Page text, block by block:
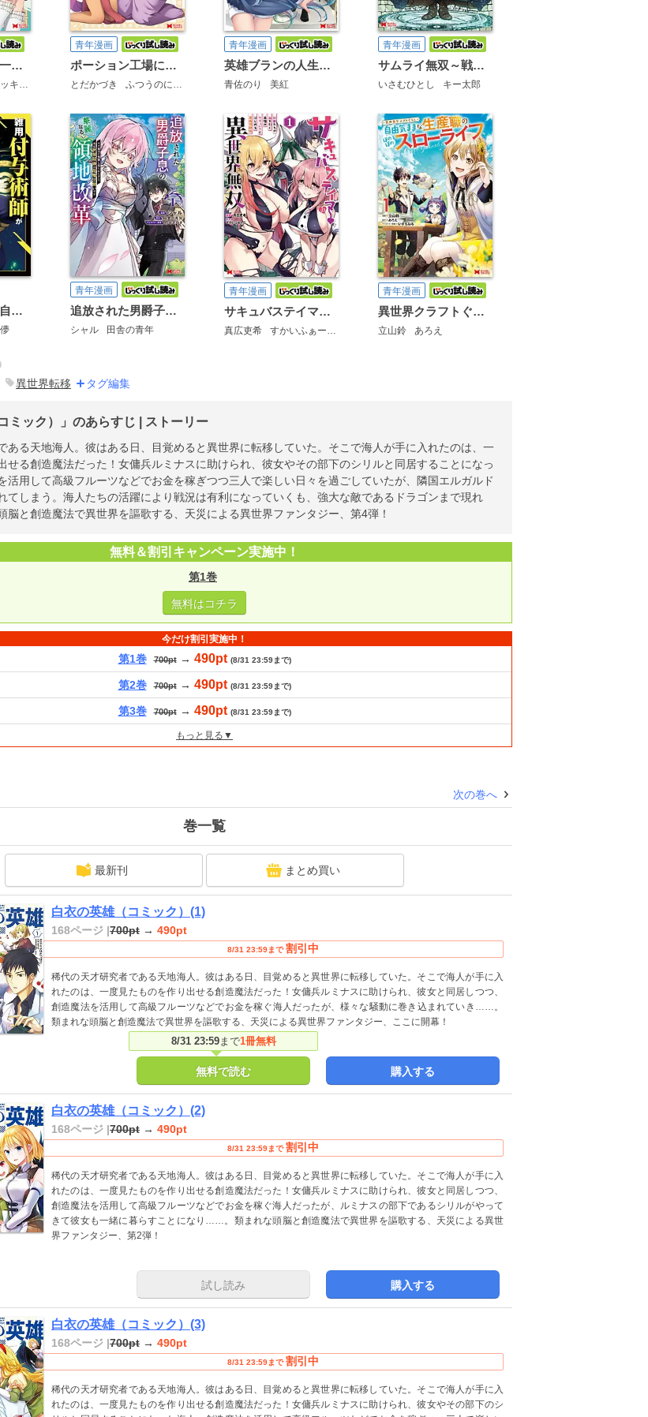
魔窟の王～余命一か月の童貞、魔法少女ハーレムを築いて王へ君臨す～(コミック)
ーニ
青年漫画
ポーション工場に左遷された錬金術師、美少女に拉致され異国でいつの間にか英雄になる(コミック)
とだかづき ふつうのにーちゃん
青年漫画
英雄ブランの人生計画 第二の人生は雑用係でお願いします(コミック)
青佐のり 美紅
青年漫画
サムライ無双～戦国最強のサムライ、異世界を征く～(コミック)
いさむひとし キー太郎
雑用付与術師が自分の最強に気付くまで(コミック)
青年漫画
追放された男爵子息の華麗なる領地改革 クズ親父に無能と罵られたけど、実は世界最強の龍魔法使いです(コミック)
シャル 田舎の青年
青年漫画
サキュバステイマーの異世界無双 幻獣たちの血を引く最強のサキュバスとはじめる魔族領開拓(コミック)
真広吏希 すかいふぁーむ
青年漫画
異世界クラフトぐらし～自由気ままな生産職のほのぼのスローライフ～（コミック）
立山鈴 あろえ
異世界転移 タグ編集
ミック）」のあらすじ | ストーリー
ある天地海人。彼はある日、目覚めると異世界に転移していた。そこで海人が手に入れたのは、一
せる創造魔法だった！女傭兵ルミナスに助けられ、彼女やその部下のシリルと同居することになっ
活用して高級フルーツなどでお金を稼ぎつつ三人で楽しい日々を過ごしていたが、隣国エルガルド
てしまう。海人たちの活躍により戦況は有利になっていくも、強大な敵であるドラゴンまで現れ
と創造魔法で異世界を謳歌する、天災による異世界ファンタジー、第4弾！
無料＆割引キャンペーン実施中！
第1巻
無料はコチラ
今だけ割引実施中！
第1巻 700pt→ 490pt (8/31 23:59まで)
第2巻 700pt→ 490pt (8/31 23:59まで)
第3巻 700pt→ 490pt (8/31 23:59まで)
もっと見る▼
次の巻へ
巻一覧
最新刊 まとめ買い
白衣の英雄（コミック）(1)
168ページ |700pt → 490pt
8/31 23:59まで 割引中
稀代の天才研究者である天地海人。彼はある日、目覚めると異世界に転移していた。そこで海人が手に入
れたのは、一度見たものを作り出せる創造魔法だった！女傭兵ルミナスに助けられ、彼女と同居しつつ、
創造魔法を活用して高級フルーツなどでお金を稼ぐ海人だったが、様々な騒動に巻き込まれていき……。
類まれな頭脳と創造魔法で異世界を謳歌する、天災による異世界ファンタジー、ここに開幕！
8/31 23:59まで1冊無料
無料で読む 購入する
白衣の英雄（コミック）(2)
168ページ |700pt → 490pt
8/31 23:59まで 割引中
稀代の天才研究者である天地海人。彼はある日、目覚めると異世界に転移していた。そこで海人が手に入
れたのは、一度見たものを作り出せる創造魔法だった！女傭兵ルミナスに助けられ、彼女と同居しつつ、
創造魔法を活用して高級フルーツなどでお金を稼ぐ海人だったが、ルミナスの部下であるシリルがやって
きて彼女も一緒に暮らすことになり……。類まれな頭脳と創造魔法で異世界を謳歌する、天災による異世
界ファンタジー、第2弾！
試し読み 購入する
白衣の英雄（コミック）(3)
168ページ |700pt → 490pt
8/31 23:59まで 割引中
稀代の天才研究者である天地海人。彼はある日、目覚めると異世界に転移していた。そこで海人が手に入
れたのは、一度見たものを作り出せる創造魔法だった！女傭兵ルミナスに助けられ、彼女やその部下のシ